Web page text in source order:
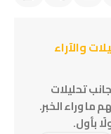
والآراء
تحليلات
وراء الخبر.
بأول.